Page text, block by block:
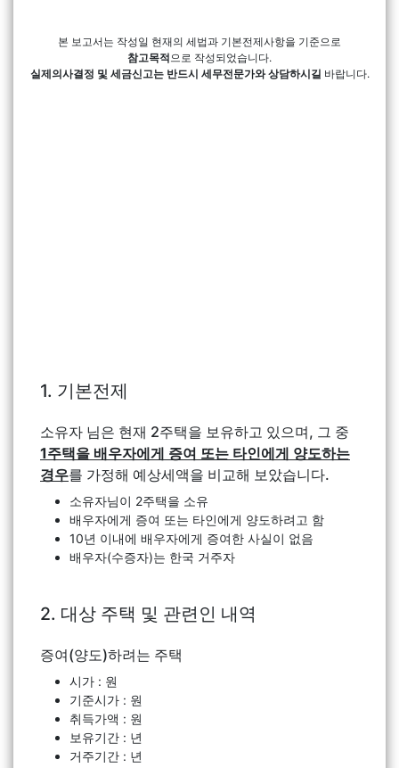
본 보고서는 작성일 현재의 세법과 기본전제사항을 기준으로
참고목적 으로 작성되었습니다.
실제의사결정 및 세금신고는 반드시 세무전문가와 상담하시길 바랍니다.
1. 기본전제
소유자 님은 현재 2주택을 보유하고 있으며, 그 중
1주택을 배우자에게 증여 또는 타인에게 양도하는
경우를 가정해 예상세액을 비교해 보았습니다.
소유자님이 2주택을 소유
배우자에게 증여 또는 타인에게 양도하려고 함
10년 이내에 배우자에게 증여한 사실이 없음
배우자(수증자)는 한국 거주자
2. 대상 주택 및 관련인 내역
증여(양도)하려는 주택
시가 : 원
기준시가 : 원
취득가액 : 원
보유기간 : 년
거주기간 : 년